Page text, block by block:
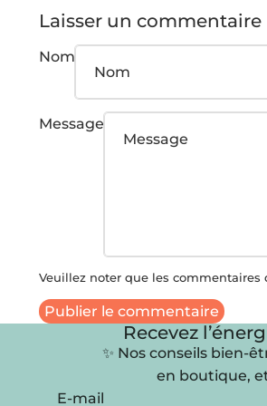
Laisser un commentaire
Nom
Message
Veuillez noter que les
Publier le commentaire
Recevez
✨ Nos conseils bien-
en boutique,
E-mail